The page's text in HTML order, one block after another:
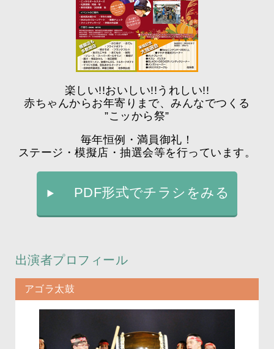
楽しい!!おいしい!!うれしい!!
赤ちゃんからお年寄りまで、みんなでつくる
”こッから祭”
毎年恒例・満員御礼！
ステージ・模擬店・抽選会等を行っています。
PDF形式でチラシをみる
出演者プロフィール
アゴラ太鼓